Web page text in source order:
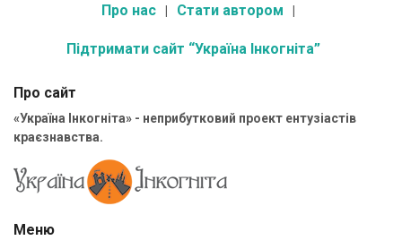
Про нас Стати автором
Підтримати сайт “Україна Інкогніта”
Про сайт
«Україна Інкогніта» - неприбутковий проект ентузіастів
краєзнавства.
Меню